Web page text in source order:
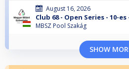
August 16, 2026
Club 68 - Open Series - 10-
MBSZ Pool Szakág
SHOW